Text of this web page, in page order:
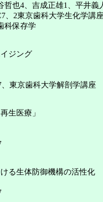
也4、吉成正雄1、平井義
、2東京歯科大学生化学講座
科保存学
ジング
東京歯科大学解剖学講座
生医療」
る生体防御機構の活性化